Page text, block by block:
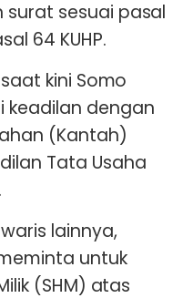
sesuai pasal
64 KUHP.
kini Somo
keadilan dengan
(Kantah)
Tata Usaha
lainnya,
untuk
(SHM) atas